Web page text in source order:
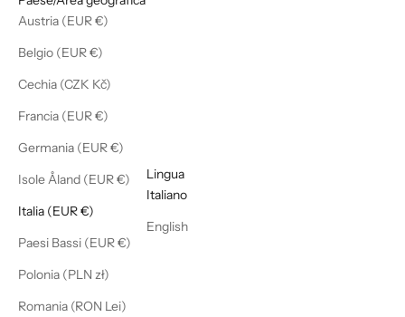
Austria (EUR €)
Belgio (EUR €)
Cechia (CZK Kč)
Francia (EUR €)
Germania (EUR €)
Isole Åland (EUR €)
Italia (EUR €)
Paesi Bassi (EUR €)
Polonia (PLN zł)
Romania (RON Lei)
Lingua
Italiano
English